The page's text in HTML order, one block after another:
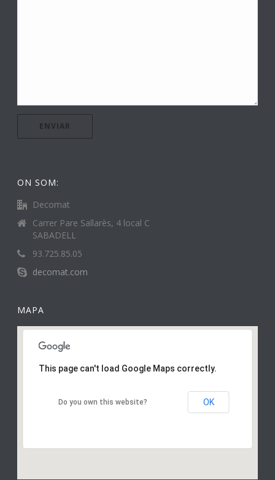
ON SOM:
Decomat
Carrer Pare Sallarès, 4 local C
SABADELL
93.725.85.05
decomat.com
MAPA
This page can't load Google Maps correctly.
Do you own this website? OK